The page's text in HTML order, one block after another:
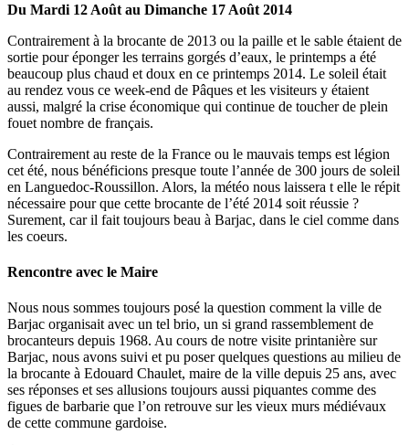
Du Mardi 12 Août au Dimanche 17 Août 2014
Contrairement à la brocante de 2013 ou la paille et le sable étaient de
sortie pour éponger les terrains gorgés d’eaux, le printemps a été
beaucoup plus chaud et doux en ce printemps 2014. Le soleil était
au rendez vous ce week-end de Pâques et les visiteurs y étaient
aussi, malgré la crise économique qui continue de toucher de plein
fouet nombre de français.
Contrairement au reste de la France ou le mauvais temps est légion
cet été, nous bénéficions presque toute l’année de 300 jours de soleil
en Languedoc-Roussillon. Alors, la météo nous laissera t elle le répit
nécessaire pour que cette brocante de l’été 2014 soit réussie ?
Surement, car il fait toujours beau à Barjac, dans le ciel comme dans
les coeurs.
Rencontre avec le Maire
Nous nous sommes toujours posé la question comment la ville de
Barjac organisait avec un tel brio, un si grand rassemblement de
brocanteurs depuis 1968. Au cours de notre visite printanière sur
Barjac, nous avons suivi et pu poser quelques questions au milieu de
la brocante à Edouard Chaulet, maire de la ville depuis 25 ans, avec
ses réponses et ses allusions toujours aussi piquantes comme des
figues de barbarie que l’on retrouve sur les vieux murs médiévaux
de cette commune gardoise.